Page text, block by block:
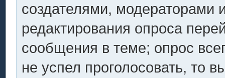
создателями, модераторами
редактирования опроса
сообщения в теме; опрос
не успел проголосовать, то